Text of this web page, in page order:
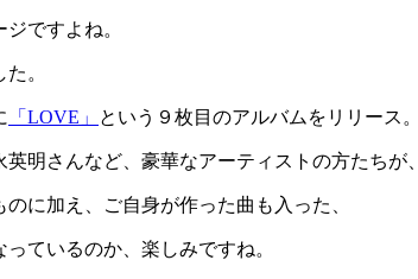
ですよね。
。
「LOVE」 という９枚目のアルバムをリリース。
明さんなど、豪華なアーティストの方たちが、
に加え、ご自身が作った曲も入った、
ているのか、楽しみですね。